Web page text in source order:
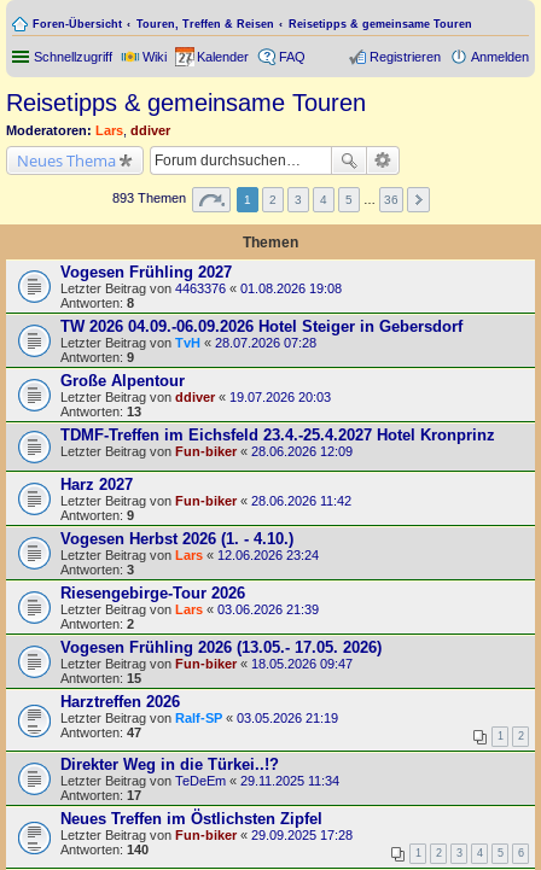
Foren-Übersicht Touren, Treffen & Reisen Reisetipps & gemeinsame Touren
Schnellzugriff Wiki Kalender FAQ Anmelden
Registrieren
Reisetipps & gemeinsame Touren
Moderatoren: Lars ddiver
Neues Thema
893 Themen 1 2 3 4 5 36
Themen
Vogesen Frühling 2027
Letzter Beitrag von 4463376 « 01.08.2026 19:08
Antworten: 8
TW 2026 04.09.-06.09.2026 Hotel Steiger in Gebersdorf
Letzter Beitrag von TvH « 28.07.2026 07:28
Antworten: 9
Große Alpentour
Letzter Beitrag von ddiver« 19.07.2026 20:03
Antworten: 13
TDMF-Treffen im Eichsfeld 23.4.-25.4.2027 Hotel Kronprinz
Letzter Beitrag von Fun-biker « 28.06.2026 12:09
Harz 2027
Letzter Beitrag von Fun-biker« 28.06.2026 11:42
Antworten: 9
Vogesen Herbst 2026 (1. - 4.10.)
Letzter Beitrag von Lars « 12.06.2026 23:24
Antworten: 3
Riesengebirge-Tour 2026
Letzter Beitrag von Lars « 03.06.2026 21:39
Antworten: 2
Vogesen Frühling 2026 (13.05.- 17.05. 2026)
Letzter Beitrag von Fun-biker « 18.05.2026 09:47
Antworten: 15
Harztreffen 2026
Letzter Beitrag von Ralf-SP « 03.05.2026 21:19
Antworten: 47 1 2
Direkter Weg in die Türkei..!?
Letzter Beitrag von TeDeEm « 29.11.2025 11:34
Antworten: 17
Neues Treffen im Östlichsten Zipfel
Letzter Beitrag von Fun-biker« 29.09.2025 17:28
Antworten: 140 1 2 3 4 5 6